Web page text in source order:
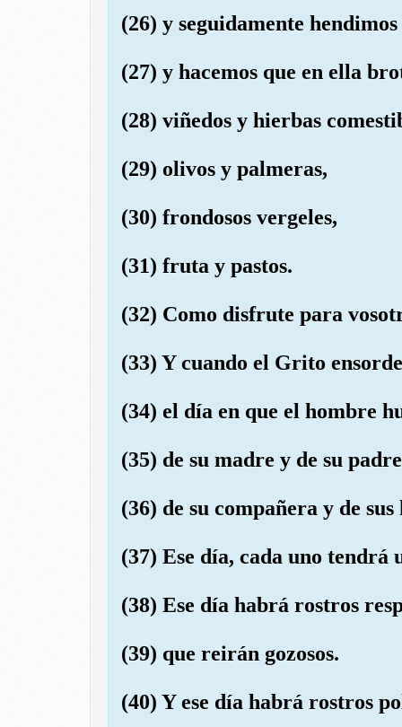
(26) y seguidamente
(27) y hacemos que en ella
(28) viñedos y hierbas
(29) olivos y palmeras,
(30) frondosos vergeles,
(31) fruta y pastos.
(32) Como disfrute para
(33) Y cuando el Grito
(34) el día en que el hombre
(35) de su madre y de su
(36) de su compañera y de sus
(37) Ese día, cada uno tendrá
(38) Ese día habrá rostros
(39) que reirán gozosos.
(40) Y ese día habrá rostros